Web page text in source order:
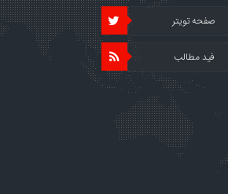
صفحه تویتر
فید مطالب